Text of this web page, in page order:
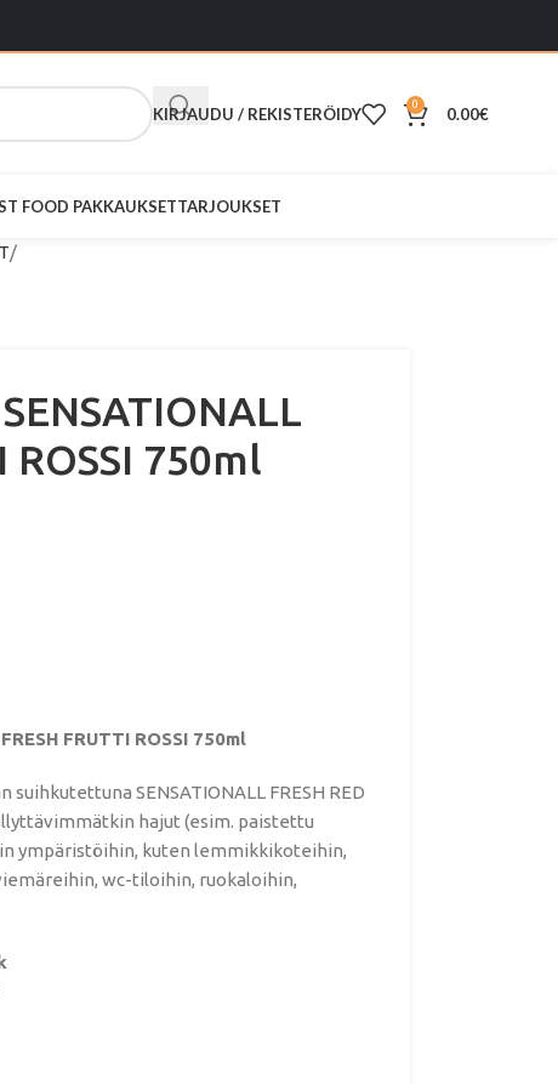
KIRJAUDU / REKISTERÖIDY 0 0.00€
FOOD PAKKAUKSETTARJOUKSET
ROSSI 750ml
FRUTTI ROSSI 750ml
suihkutettuna SENSATIONALL FRESH RED
hajut (esim. paistettu
ympäristöihin, kuten lemmikkikoteihin,
wc-tiloihin, ruokaloihin,